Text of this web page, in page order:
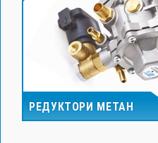
РЕДУКТОРИ МЕТАН